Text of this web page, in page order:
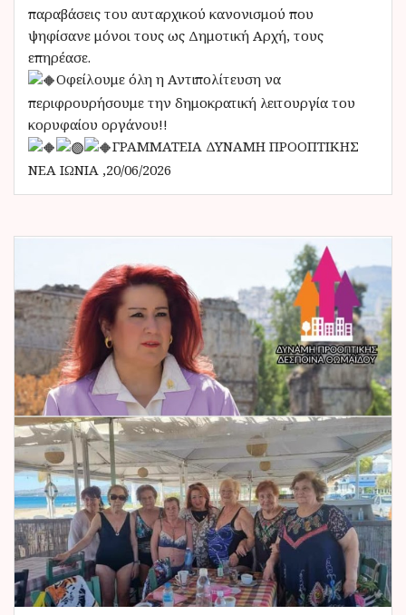
παραβάσεις του αυταρχικού κανονισμού που
ψηφίσανε μόνοι τους ως Δημοτική Αρχή, τους
επηρέασε.
Οφείλουμε όλη η Αντιπολίτευση να
περιφρουρήσουμε την δημοκρατική λειτουργία του
κορυφαίου οργάνου!!
ΓΡΑΜΜΑΤΕΙΑ ΔΥΝΑΜΗ ΠΡΟΟΠΤΙΚΗΣ
ΝΕΑ ΙΩΝΙΑ ,20/06/2026